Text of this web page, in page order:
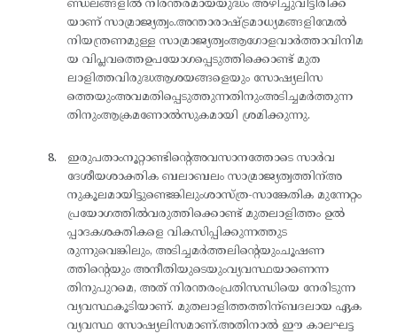
ണ്ഡലങ്ങളിൽ നിരന്തരമായയുദ്ധം അഴിച്ചുവിട്ടിരിക്ക
യാണ് സാമ്രാജ്യത്വം.അന്താരാഷ്ട്രമാധ്യമങ്ങളിന്മേൽ
നിയന്ത്രണമുള്ള സാമ്രാജ്യത്വംആഗോളവാർത്താവിനിമ
യ വിപ്ലവത്തെഉപയോഗപ്പെടുത്തിക്കൊണ്ട് മുത
ലാളിത്തവിരുദ്ധആശയങ്ങളെയും സോഷ്യലിസ
ത്തെയുംഅവമതിപ്പെടുത്തുന്നതിനുംഅടിച്ചമർത്തുന്ന
തിനുംആക്രമണോൽസുകമായി ശ്രമിക്കുന്നു.
ഇരുപതാംനൂറ്റാണ്ടിന്റെഅവസാനത്തോടെ സാർവ
ദേശീയശാക്തിക ബലാബലം സാമ്രാജ്യത്വത്തിന്അ
നുകൂലമായിട്ടുണ്ടെങ്കിലുംശാസ്ത്ര-സാങ്കേതിക മുന്നേറ്റം
പ്രയോഗത്തിൽവരുത്തിക്കൊണ്ട് മുതലാളിത്തം ഉൽ
പ്പാദകശക്തികളെ വികസിപ്പിക്കുന്നത്തുട
രുന്നുവെങ്കിലും, അടിച്ചമർത്തലിന്റെയുംചൂഷണ
ത്തിന്റെയും അനീതിയുടെയുംവ്യവസ്ഥയാണെന്ന
തിനുപുറമെ, അത് നിരന്തരംപ്രതിസന്ധിയെ നേരിടുന്ന
വ്യവസ്ഥകൂടിയാണ്. മുതലാളിത്തത്തിന്ബദലായ ഏക
വ്യവസ്ഥ സോഷ്യലിസമാണ്.അതിനാൽ ഈ കാലഘട്ട